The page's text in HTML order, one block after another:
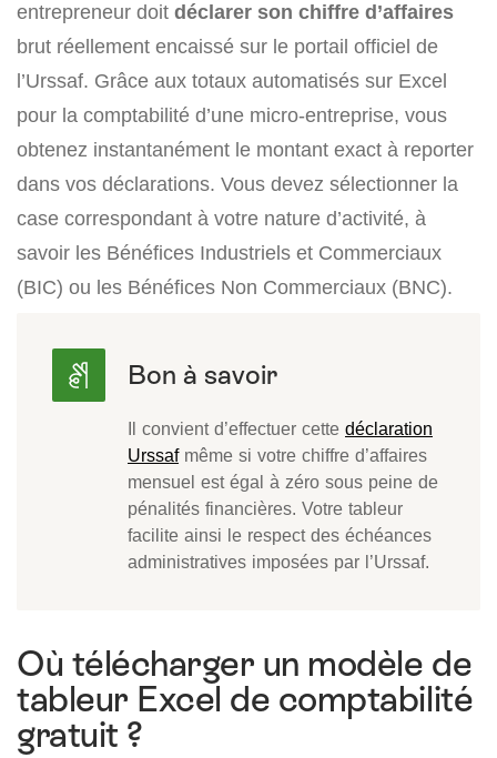
entrepreneur doit déclarer son chiffre d’affaires
brut réellement encaissé sur le portail officiel de
l’Urssaf. Grâce aux totaux automatisés sur Excel
pour la comptabilité d’une micro-entreprise, vous
obtenez instantanément le montant exact à reporter
dans vos déclarations. Vous devez sélectionner la
case correspondant à votre nature d’activité, à
savoir les Bénéfices Industriels et Commerciaux
(BIC) ou les Bénéfices Non Commerciaux (BNC).
Il convient d’effectuer cette déclaration
Urssafmême si votre chiffre d’affaires
mensuel est égal à zéro sous peine de
pénalités financières. Votre tableur
facilite ainsi le respect des échéances
administratives imposées par l’Urssaf.
Où télécharger un modèle de
tableur Excel de comptabilité
gratuit ?